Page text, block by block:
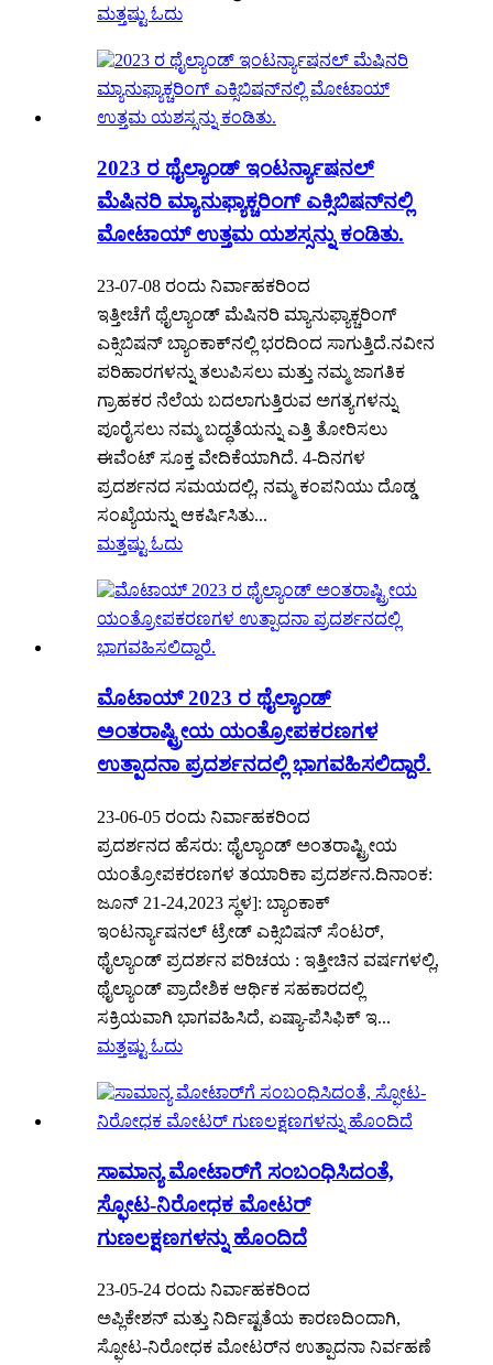
ಮತ್ತಷ್ಟು ಓದು
2023 ರ ಥೈಲ್ಯಾಂಡ್ ಇಂಟರ್ನ್ಯಾಷನಲ್
ಮೆಷಿನರಿ ಮ್ಯಾನುಫ್ಯಾಕ್ಚರಿಂಗ್ ಎಕ್ಸಿಬಿಷನ್‌ನಲ್ಲಿ
ಮೋಟಾಯ್ ಉತ್ತಮ ಯಶಸ್ಸನ್ನು ಕಂಡಿತು.
23-07-08 ರಂದು ನಿರ್ವಾಹಕರಿಂದ
ಇತ್ತೀಚೆಗೆ ಥೈಲ್ಯಾಂಡ್ ಮೆಷಿನರಿ ಮ್ಯಾನುಫ್ಯಾಕ್ಚರಿಂಗ್
ಎಕ್ಸಿಬಿಷನ್ ಬ್ಯಾಂಕಾಕ್‌ನಲ್ಲಿ ಭರದಿಂದ ಸಾಗುತ್ತಿದೆ.ನವೀನ
ಪರಿಹಾರಗಳನ್ನು ತಲುಪಿಸಲು ಮತ್ತು ನಮ್ಮ ಜಾಗತಿಕ
ಗ್ರಾಹಕರ ನೆಲೆಯ ಬದಲಾಗುತ್ತಿರುವ ಅಗತ್ಯಗಳನ್ನು
ಪೂರೈಸಲು ನಮ್ಮ ಬದ್ಧತೆಯನ್ನು ಎತ್ತಿ ತೋರಿಸಲು
ಈವೆಂಟ್ ಸೂಕ್ತ ವೇದಿಕೆಯಾಗಿದೆ. 4-ದಿನಗಳ
ಪ್ರದರ್ಶನದ ಸಮಯದಲ್ಲಿ, ನಮ್ಮ ಕಂಪನಿಯು ದೊಡ್ಡ
ಸಂಖ್ಯೆಯನ್ನು ಆಕರ್ಷಿಸಿತು...
ಮತ್ತಷ್ಟು ಓದು
ಮೊಟಾಯ್ 2023 ರ ಥೈಲ್ಯಾಂಡ್
ಅಂತರಾಷ್ಟ್ರೀಯ ಯಂತ್ರೋಪಕರಣಗಳ
ಉತ್ಪಾದನಾ ಪ್ರದರ್ಶನದಲ್ಲಿ ಭಾಗವಹಿಸಲಿದ್ದಾರೆ.
23-06-05 ರಂದು ನಿರ್ವಾಹಕರಿಂದ
ಪ್ರದರ್ಶನದ ಹೆಸರು: ಥೈಲ್ಯಾಂಡ್ ಅಂತರಾಷ್ಟ್ರೀಯ
ಯಂತ್ರೋಪಕರಣಗಳ ತಯಾರಿಕಾ ಪ್ರದರ್ಶನ.ದಿನಾಂಕ:
ಜೂನ್ 21-24,2023 ಸ್ಥಳ]: ಬ್ಯಾಂಕಾಕ್
ಇಂಟರ್ನ್ಯಾಷನಲ್ ಟ್ರೇಡ್ ಎಕ್ಸಿಬಿಷನ್ ಸೆಂಟರ್,
ಥೈಲ್ಯಾಂಡ್ ಪ್ರದರ್ಶನ ಪರಿಚಯ : ಇತ್ತೀಚಿನ ವರ್ಷಗಳಲ್ಲಿ,
ಥೈಲ್ಯಾಂಡ್ ಪ್ರಾದೇಶಿಕ ಆರ್ಥಿಕ ಸಹಕಾರದಲ್ಲಿ
ಸಕ್ರಿಯವಾಗಿ ಭಾಗವಹಿಸಿದೆ, ಏಷ್ಯಾ-ಪೆಸಿಫಿಕ್ ಇ...
ಮತ್ತಷ್ಟು ಓದು
ಸಾಮಾನ್ಯ ಮೋಟಾರ್‌ಗೆ ಸಂಬಂಧಿಸಿದಂತೆ,
ಸ್ಫೋಟ-ನಿರೋಧಕ ಮೋಟರ್
ಗುಣಲಕ್ಷಣಗಳನ್ನು ಹೊಂದಿದೆ
23-05-24 ರಂದು ನಿರ್ವಾಹಕರಿಂದ
ಅಪ್ಲಿಕೇಶನ್ ಮತ್ತು ನಿರ್ದಿಷ್ಟತೆಯ ಕಾರಣದಿಂದಾಗಿ,
ಸ್ಫೋಟ-ನಿರೋಧಕ ಮೋಟರ್‌ನ ಉತ್ಪಾದನಾ ನಿರ್ವಹಣೆ